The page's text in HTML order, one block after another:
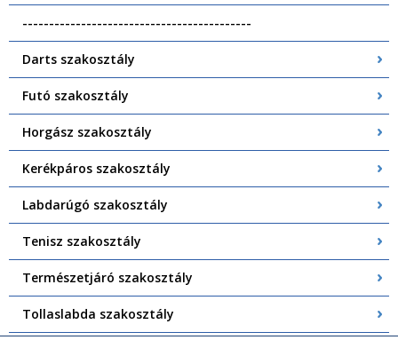
-------------------------------------------
Darts szakosztály
Futó szakosztály
Horgász szakosztály
Kerékpáros szakosztály
Labdarúgó szakosztály
Tenisz szakosztály
Természetjáró szakosztály
Tollaslabda szakosztály